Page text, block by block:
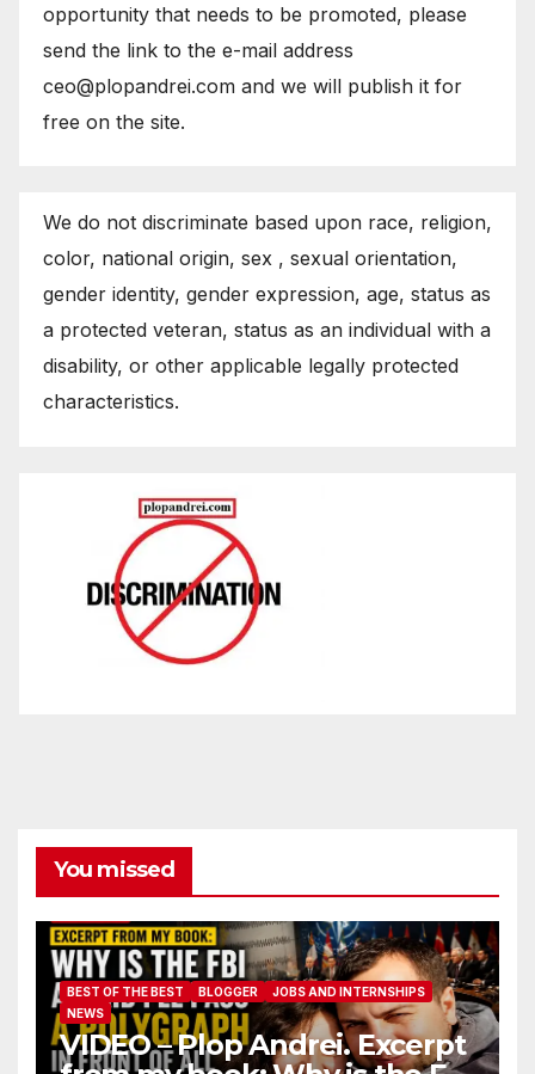
opportunity that needs to be promoted, please
send the link to the e-mail address
ceo@plopandrei.com and we will publish it for
free on the site.
We do not discriminate based upon race, religion,
color, national origin, sex , sexual orientation,
gender identity, gender expression, age, status as
a protected veteran, status as an individual with a
disability, or other applicable legally protected
characteristics.
You missed
BEST OF THE BEST BLOGGER
JOBS AND INTERNSHIPS
NEWS
VIDEO – Plop Andrei. Excerpt